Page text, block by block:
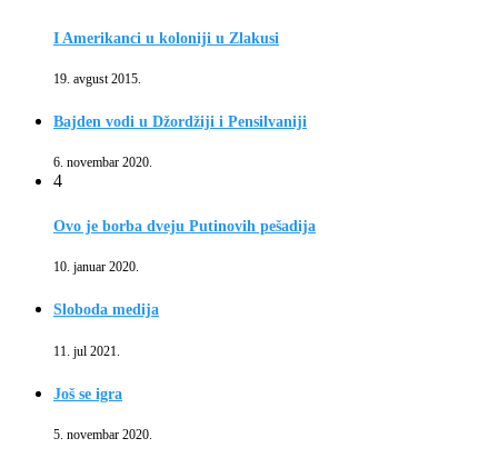
I Amerikanci u koloniji u Zlakusi
19. avgust 2015.
Bajden vodi u Džordžiji i Pensilvaniji
6. novembar 2020.
4
Ovo je borba dveju Putinovih pešadija
10. januar 2020.
Sloboda medija
11. jul 2021.
Još se igra
5. novembar 2020.